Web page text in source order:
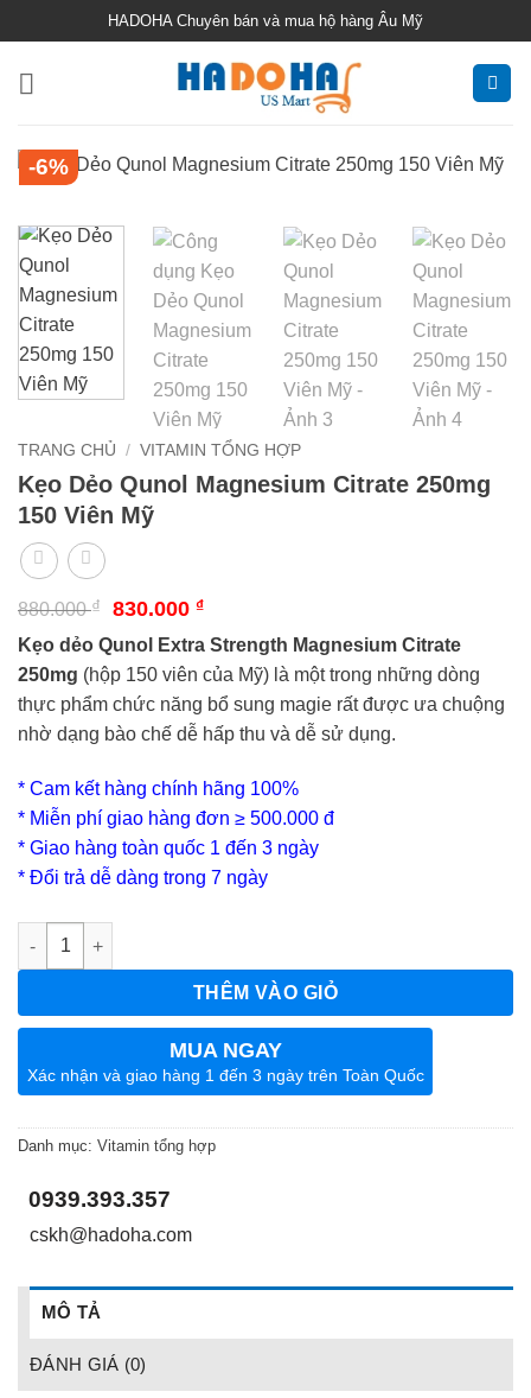
qua
nội
HADOHA Chuyên bán và mua hộ hàng Âu Mỹ
-6%
TRANG CHỦ / VITAMIN TỔNG HỢP
Kẹo Dẻo Qunol Magnesium Citrate 250mg
150 Viên Mỹ
880.000₫
Giá
là:
880.000 ₫.
830.000 ₫Giá
tại
là:
830.000 ₫.
Kẹo dẻo Qunol Extra Strength Magnesium Citrate
250mg (hộp 150 viên của Mỹ) là một trong những dòng
thực phẩm chức năng bổ sung magie rất được ưa chuộng
nhờ dạng bào chế dễ hấp thu và dễ sử dụng.
* Cam kết hàng chính hãng 100%
* Miễn phí giao hàng đơn ≥ 500.000 đ
* Giao hàng toàn quốc 1 đến 3 ngày
* Đổi trả dễ dàng trong 7 ngày
Số lượng
THÊM VÀO GIỎ
MUA NGAY
Xác nhận và giao hàng 1 đến 3 ngày trên Toàn Quốc
Danh mục: Vitamin tổng hợp
0939.393.357
cskh@hadoha.com
MÔ TẢ
ĐÁNH GIÁ (0)